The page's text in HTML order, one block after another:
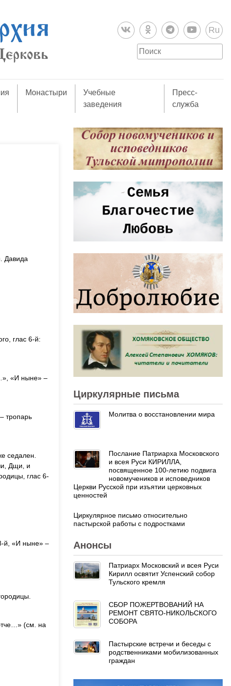
Ru
Монастыри
Учебные
заведения
Пресс-
служба
Давида
глас 6-й:
«И ныне» –
тропарь
седален.
Дщи, и
глас 6-
й, «И ныне» –
(см. на
Циркулярные письма
Молитва о восстановлении мира
Послание Патриарха Московского
и всея Руси КИРИЛЛА,
посвященное 100-летию подвига
новомучеников и исповедников
Церкви Русской при изъятии церковных
ценностей
Циркулярное письмо относительно
пастырской работы с подростками
Анонсы
Патриарх Московский и всея Руси
Кирилл освятит Успенский собор
Тульского кремля
СБОР ПОЖЕРТВОВАНИЙ НА
РЕМОНТ СВЯТО-НИКОЛЬСКОГО
СОБОРА
Пастырские встречи и беседы с
родственниками мобилизованных
граждан